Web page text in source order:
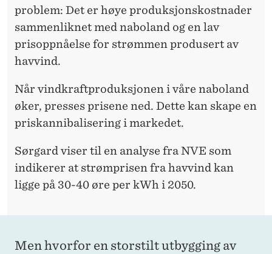
problem: Det er høye produksjonskostnader
sammenliknet med naboland og en lav
prisoppnåelse for strømmen produsert av
havvind.
Når vindkraftproduksjonen i våre naboland
øker, presses prisene ned. Dette kan skape en
priskannibalisering i markedet.
Sørgard viser til en analyse fra NVE som
indikerer at strømprisen fra havvind kan
ligge på 30-40 øre per kWh i 2050.
Men hvorfor en storstilt utbygging av